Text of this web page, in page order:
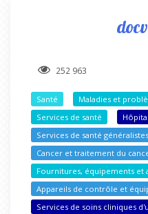
252 963
Santé
Maladies et
Services de santé
Services de santé généralistes
Cancer et traitement du
Fournitures, équipements et
Appareils de contrôle et
Services de soins cliniques